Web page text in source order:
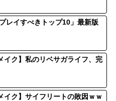
レイすべきトップ10」最新版
イク】私のリベサガライフ、完
イク】サイフリートの敗因ｗｗ